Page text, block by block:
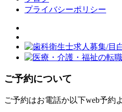
プライバシーポリシー
ご予約について
ご予約はお電話か以下web予約